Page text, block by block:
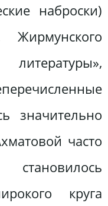
наброски)
значительно
часто
круга